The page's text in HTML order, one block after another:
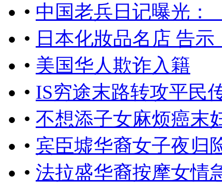
• 中国老兵日记曝光：
• 日本化妝品名店 告
• 美国华人欺诈入籍
• IS穷途末路转攻平民
• 不想添子女麻烦癌末
• 宾臣墟华裔女子夜归
• 法拉盛华裔按摩女情